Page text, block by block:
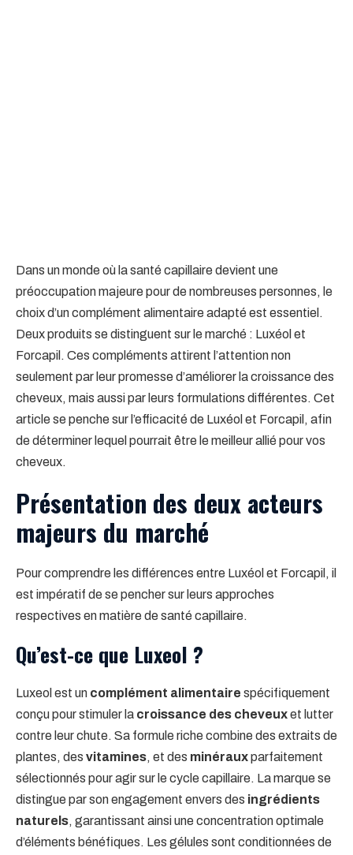
Dans un monde où la santé capillaire devient une
préoccupation majeure pour de nombreuses personnes, le
choix d’un complément alimentaire adapté est essentiel.
Deux produits se distinguent sur le marché : Luxéol et
Forcapil. Ces compléments attirent l’attention non
seulement par leur promesse d’améliorer la croissance des
cheveux, mais aussi par leurs formulations différentes. Cet
article se penche sur l’efficacité de Luxéol et Forcapil, afin
de déterminer lequel pourrait être le meilleur allié pour vos
cheveux.
Présentation des deux acteurs
majeurs du marché
Pour comprendre les différences entre Luxéol et Forcapil, il
est impératif de se pencher sur leurs approches
respectives en matière de santé capillaire.
Qu’est-ce que Luxeol ?
Luxeol est un complément alimentaire spécifiquement
conçu pour stimuler la croissance des cheveuxet lutter
contre leur chute. Sa formule riche combine des extraits de
plantes, des vitamines, et des minérauxparfaitement
sélectionnés pour agir sur le cycle capillaire. La marque se
distingue par son engagement envers des ingrédients
naturels, garantissant ainsi une concentration optimale
d’éléments bénéfiques. Les gélules sont conditionnées de